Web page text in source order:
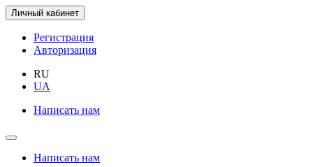
Личный кабинет
Регистрация
Авторизация
RU
UA
Написать нам
Написать нам